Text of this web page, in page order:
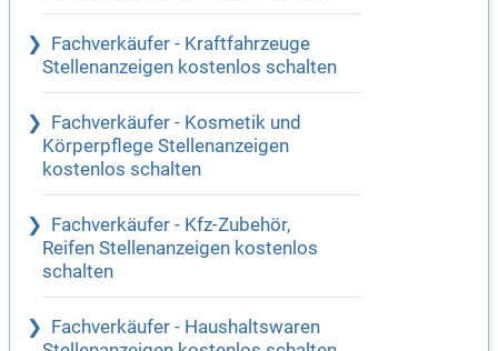
Fachverkäufer - Kraftfahrzeuge
Stellenanzeigen kostenlos schalten
Fachverkäufer - Kosmetik und
Körperpflege Stellenanzeigen
kostenlos schalten
Fachverkäufer - Kfz-Zubehör,
Reifen Stellenanzeigen kostenlos
schalten
Fachverkäufer - Haushaltswaren